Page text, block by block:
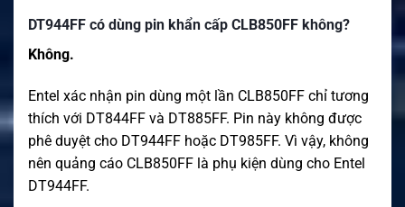
DT944FF có dùng pin khẩn cấp CLB850FF không?
Không.
Entel xác nhận pin dùng một lần CLB850FF chỉ tương
thích với DT844FF và DT885FF. Pin này không được
phê duyệt cho DT944FF hoặc DT985FF. Vì vậy, không
nên quảng cáo CLB850FF là phụ kiện dùng cho Entel
DT944FF.